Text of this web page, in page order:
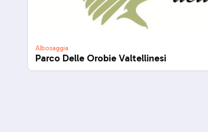
Albosaggia
Parco Delle Orobie Valtellinesi